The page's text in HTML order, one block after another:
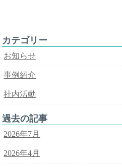
カテゴリー
お知らせ
事例紹介
社内活動
過去の記事
2026年7月
2026年4月